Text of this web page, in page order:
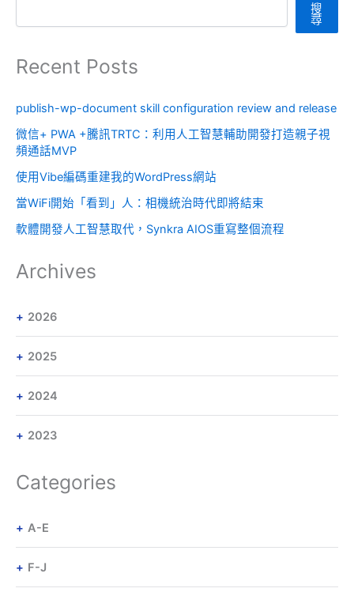
搜
尋
Recent Posts
publish-wp-document skill configuration review and release
微信+ PWA +騰訊TRTC：利用人工智慧輔助開發打造親子視
頻通話MVP
使用Vibe編碼重建我的WordPress網站
當WiFi開始「看到」人：相機統治時代即將結束
軟體開發人工智慧取代，Synkra AIOS重寫整個流程
Archives
2026
2025
2024
2023
Categories
A-E
F-J